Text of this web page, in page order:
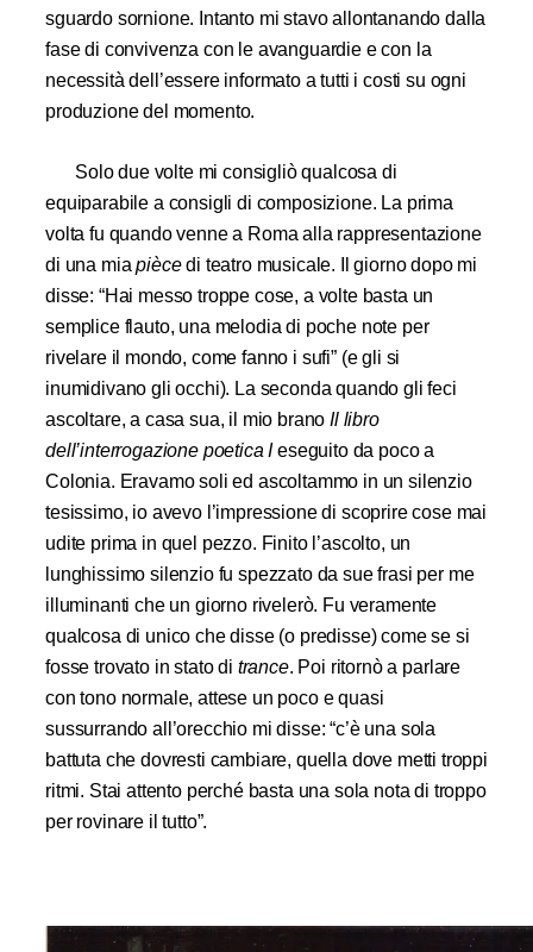
sguardo sornione. Intanto mi stavo allontanando dalla
fase di convivenza con le avanguardie e con la
necessità dell’essere informato a tutti i costi su ogni
produzione del momento.
Solo due volte mi consigliò qualcosa di
equiparabile a consigli di composizione. La prima
volta fu quando venne a Roma alla rappresentazione
di una miapiècedi teatro musicale. Il giorno dopo mi
disse: “Hai messo troppe cose, a volte basta un
semplice flauto, una melodia di poche note per
rivelare il mondo, come fanno i sufi” (e gli si
inumidivano gli occhi). La seconda quando gli feci
ascoltare, a casa sua, il mio branoIl libro
dell’interrogazione poetica Ieseguito da poco a
Colonia. Eravamo soli ed ascoltammo in un silenzio
tesissimo, io avevo l’impressione di scoprire cose mai
udite prima in quel pezzo. Finito l’ascolto, un
lunghissimo silenzio fu spezzato da sue frasi per me
illuminanti che un giorno rivelerò. Fu veramente
qualcosa di unico che disse (o predisse) come se si
fosse trovato in stato di trance. Poi ritornò a parlare
con tono normale, attese un poco e quasi
sussurrando all’orecchio mi disse: “c’è una sola
battuta che dovresti cambiare, quella dove metti troppi
ritmi. Stai attento perché basta una sola nota di troppo
per rovinare il tutto”.